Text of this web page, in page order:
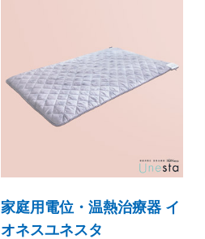
家庭用電位・温熱治療器 イ
オネスユネスタ